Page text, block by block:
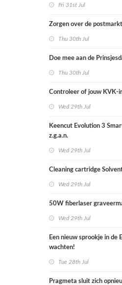
Fri 31st Jul
Zorgen over de
Thu 30th Jul
Doe mee aan de
Thu 30th Jul
Controleer of jouw KVK-
Wed 29th Jul
Keencut Evolution 3
z.g.a.n.
Wed 29th Jul
Cleaning cartridge
Wed 29th Jul
50W fiberlaser
Wed 29th Jul
Een nieuw sprookje in
wachten!
Tue 28th Jul
Pragmeta sluit zich